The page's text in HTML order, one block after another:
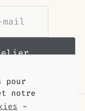
pour
notre
-